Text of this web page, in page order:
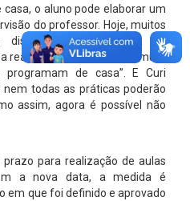
o aluno pode elaborar um
do professor. Hoje, muitos
dispensam a presença na
realidade é ainda mais comum
de casa”. E Curi
todas as práticas poderão
assim, agora é possível não
para realização de aulas
a nova data, a medida é
em que foi definido e aprovado